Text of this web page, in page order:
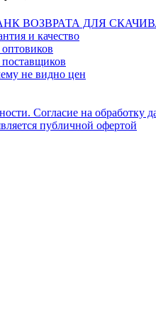
ВОЗВРАТА ДЛЯ
и качество
не видно цен
Согласие на обработку
публичной офертой